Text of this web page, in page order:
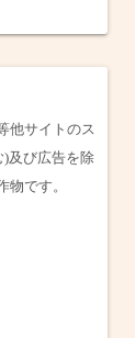
他サイトのス
)及び広告を除
物です。